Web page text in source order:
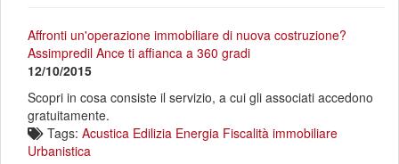
Affronti un'operazione immobiliare di nuova costruzione?
Assimpredil Ance ti affianca a 360 gradi
12/10/2015
Scopri in cosa consiste il servizio, a cui gli associati accedono
gratuitamente.
Tags: Acustica Edilizia Energia Fiscalità immobiliare
Urbanistica